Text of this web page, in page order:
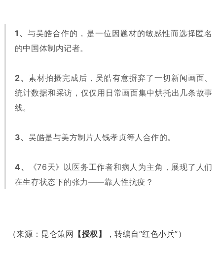
1、与吴皓合作的，是一位因题材的敏感性而选择匿名
的中国体制内记者。
2、 素材拍摄完成后，吴皓有意摒弃了一切新闻画面、
统计数据和采访，仅仅用日常画面集中烘托出几条故事
线。
3、吴皓是与美方制片人钱孝贞等人合作的。
4、
《76天》以医务工作者和病人为主角，展现了人们
在生存状态下的张力——靠人性抗疫？
（来源：昆仑策网 【授权】 ，转编自“红色小兵”）